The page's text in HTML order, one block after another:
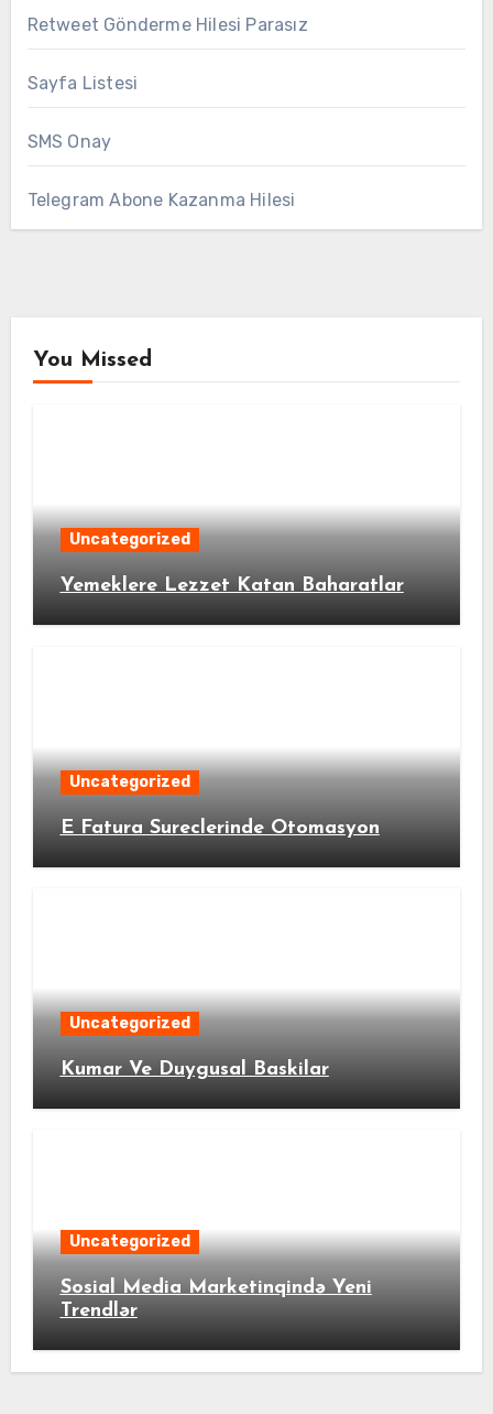
Retweet Gönderme Hilesi Parasız
Sayfa Listesi
SMS Onay
Telegram Abone Kazanma Hilesi
You Missed
Uncategorized
Yemeklere Lezzet Katan Baharatlar
Uncategorized
E Fatura Sureclerinde Otomasyon
Uncategorized
Kumar Ve Duygusal Baskilar
Uncategorized
Sosial Media Marketinqində Yeni
Trendlər